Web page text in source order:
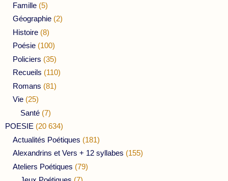
Famille (5)
Géographie (2)
Histoire (8)
Poésie (100)
Policiers (35)
Recueils (110)
Romans (81)
Vie (25)
Santé (7)
POESIE (20 634)
Actualités Poétiques (181)
Alexandrins et Vers + 12 syllabes (155)
Ateliers Poétiques (79)